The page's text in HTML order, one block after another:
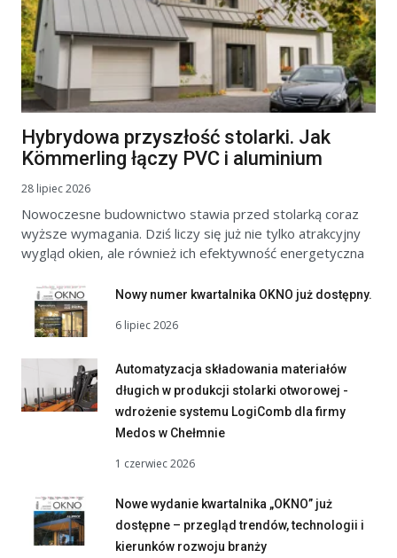
Hybrydowa przyszłość stolarki. Jak
Kömmerling łączy PVC i aluminium
28 lipiec 2026
Nowoczesne budownictwo stawia przed stolarką coraz
wyższe wymagania. Dziś liczy się już nie tylko atrakcyjny
wygląd okien, ale również ich efektywność energetyczna
Nowy numer kwartalnika OKNO już dostępny.
6 lipiec 2026
Automatyzacja składowania materiałów
długich w produkcji stolarki otworowej -
wdrożenie systemu LogiComb dla firmy
Medos w Chełmnie
1 czerwiec 2026
Nowe wydanie kwartalnika „OKNO” już
dostępne – przegląd trendów, technologii i
kierunków rozwoju branży